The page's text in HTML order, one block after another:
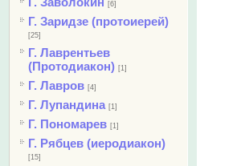
[6]
Г. Заридзе (протоиерей)
[25]
Г. Лаврентьев
(Протодиакон) [1]
Г. Лавров [4]
Г. Лупандина [1]
Г. Пономарев [1]
Г. Рябцев (иеродиакон)
[15]